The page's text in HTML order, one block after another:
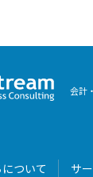
会計
ついて サ